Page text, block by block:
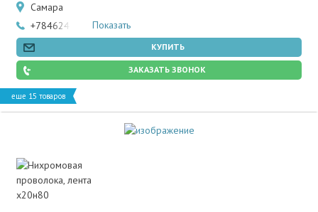
еще 15 товаров
Самара
+78462466502Показать
КУПИТЬ
ЗАКАЗАТЬ ЗВОНОК